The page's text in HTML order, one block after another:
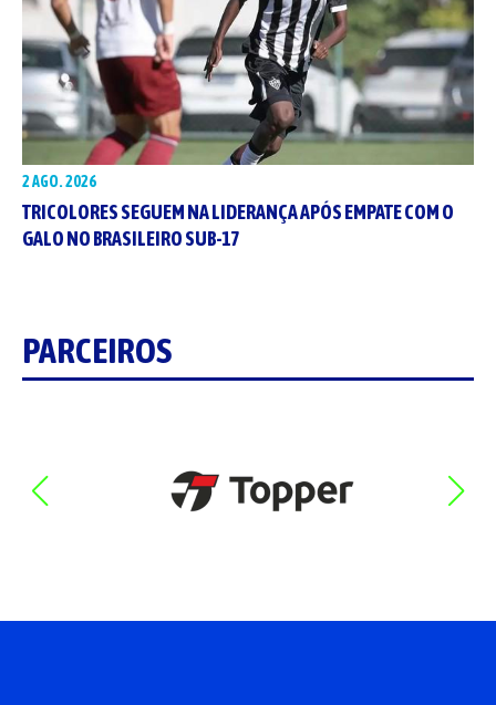
2 AGO. 2026
TRICOLORES SEGUEM NA LIDERANÇA APÓS EMPATE COM O
GALO NO BRASILEIRO SUB-17
PARCEIROS